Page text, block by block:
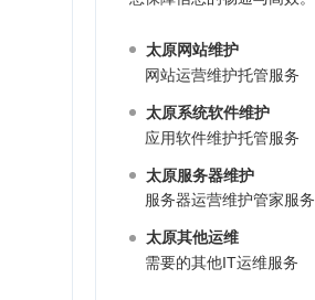
太原网站维护
网站运营维护托管服务
太原系统软件维护
应用软件维护托管服务
太原服务器维护
服务器运营维护管家服务
太原其他运维
需要的其他IT运维服务